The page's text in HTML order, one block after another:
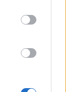
Dann
Farm